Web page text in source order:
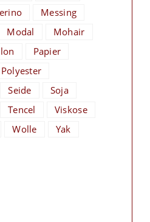
Messing
Modal
Mohair
Papier
Polyester
Seide
Soja
Tencel
Viskose
Wolle Yak